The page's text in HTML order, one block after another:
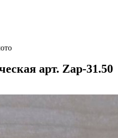
арт. Zap-31.50